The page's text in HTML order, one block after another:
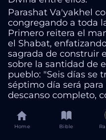
Parashat Va'yakhel
congregando a toda
Primero reitera el
el Shabat,
sagrada de construir
sobre la santidad de
pueblo: "Seis días se
séptimo día será
descanso completo,
Exodus 35:2
Home Bible